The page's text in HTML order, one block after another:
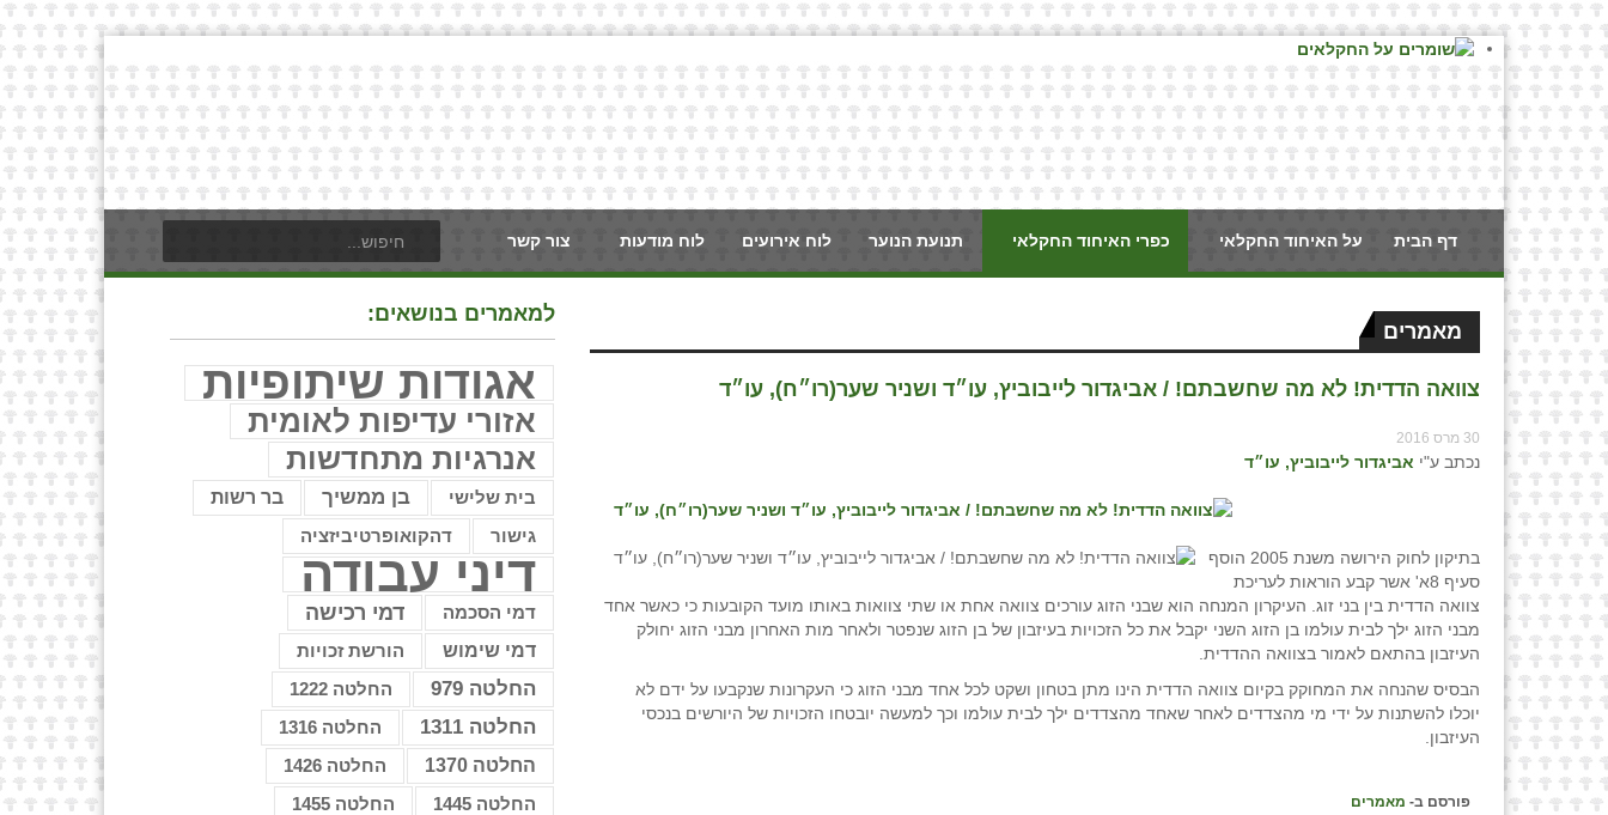
דף הבית על האיחוד החקלאי כפרי האיחוד החקלאי תנועת הנוער לוח אירועים לוח מודעות צור קשר
מאמרים
צוואה הדדית! לא מה שחשבתם! / אביגדור לייבוביץ, עו״ד ושניר שער(רו״ח), עו״ד
30 מרס 2016
נכתב ע"י אביגדור לייבוביץ, עו״ד
בתיקון לחוק הירושה משנת 2005 הוסף
סעיף 8א' אשר קבע הוראות לעריכת
צוואה הדדית בין בני זוג. העיקרון המנחה הוא שבני הזוג עורכים צוואה אחת או שתי צוואות באותו מועד הקובעות כי כאשר אחד
מבני הזוג ילך לבית עולמו בן הזוג השני יקבל את כל הזכויות בעיזבון של בן הזוג שנפטר ולאחר מות האחרון מבני הזוג יחולק
העיזבון בהתאם לאמור בצוואה ההדדית.
הבסיס שהנחה את המחוקק בקיום צוואה הדדית הינו מתן בטחון ושקט לכל אחד מבני הזוג כי העקרונות שנקבעו על ידם לא
יוכלו להשתנות על ידי מי מהצדדים לאחר שאחד מהצדדים ילך לבית עולמו וכך למעשה יובטחו הזכויות של היורשים בנכסי
העיזבון.
פורסם ב- מאמרים
למאמרים בנושאים:
אגודות שיתופיות
אזורי עדיפות לאומית
אנרגיות מתחדשות
בית שלישי בן ממשיך
בר רשות
גישור
דהקואופרטיביזציה
דיני עבודה
דמי הסכמה דמי רכישה
דמי שימוש הורשת זכויות
החלטה 979 החלטה 1222
החלטה 1311
החלטה 1316
החלטה 1370
החלטה 1426
החלטה 1445
החלטה 1455